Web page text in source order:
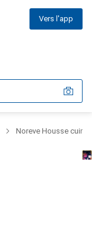
Vers l'app
Noreve Housse cuir